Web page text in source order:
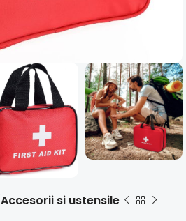
Accesorii si ustensile